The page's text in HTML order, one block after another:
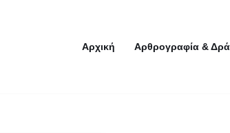
Αρχική Αρθρογραφία &